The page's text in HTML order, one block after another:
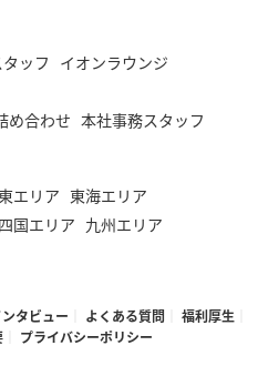
ッフ
イオンラウンジ
め合わせ
本社事務スタッフ
エリア
東海エリア
国エリア
九州エリア
ンタビュー よくある質問
福利厚生
プライバシーポリシー